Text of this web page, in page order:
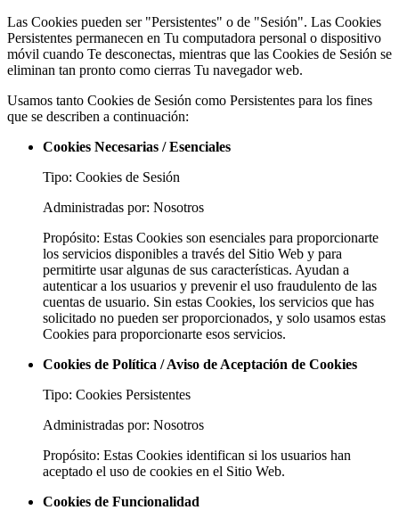
Las Cookies pueden ser "Persistentes" o de "Sesión". Las Cookies
Persistentes permanecen en Tu computadora personal o dispositivo
móvil cuando Te desconectas, mientras que las Cookies de Sesión se
eliminan tan pronto como cierras Tu navegador web.
Usamos tanto Cookies de Sesión como Persistentes para los fines
que se describen a continuación:
Cookies Necesarias / Esenciales
Tipo: Cookies de Sesión
Administradas por: Nosotros
Propósito: Estas Cookies son esenciales para proporcionarte
los servicios disponibles a través del Sitio Web y para
permitirte usar algunas de sus características. Ayudan a
autenticar a los usuarios y prevenir el uso fraudulento de las
cuentas de usuario. Sin estas Cookies, los servicios que has
solicitado no pueden ser proporcionados, y solo usamos estas
Cookies para proporcionarte esos servicios.
Cookies de Política / Aviso de Aceptación de Cookies
Tipo: Cookies Persistentes
Administradas por: Nosotros
Propósito: Estas Cookies identifican si los usuarios han
aceptado el uso de cookies en el Sitio Web.
Cookies de Funcionalidad